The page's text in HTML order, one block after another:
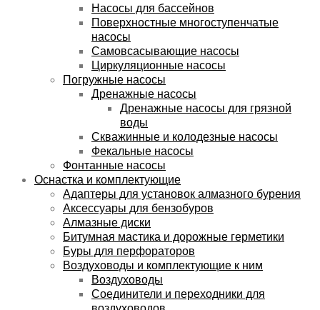
Насосы для бассейнов
Поверхностные многоступенчатые
насосы
Самовсасывающие насосы
Циркуляционные насосы
Погружные насосы
Дренажные насосы
Дренажные насосы для грязной
воды
Скважинные и колодезные насосы
Фекальные насосы
Фонтанные насосы
Оснастка и комплектующие
Адаптеры для установок алмазного бурения
Аксессуары для бензобуров
Алмазные диски
Битумная мастика и дорожные герметики
Буры для перфораторов
Воздуховоды и комплектующие к ним
Воздуховоды
Соединители и переходники для